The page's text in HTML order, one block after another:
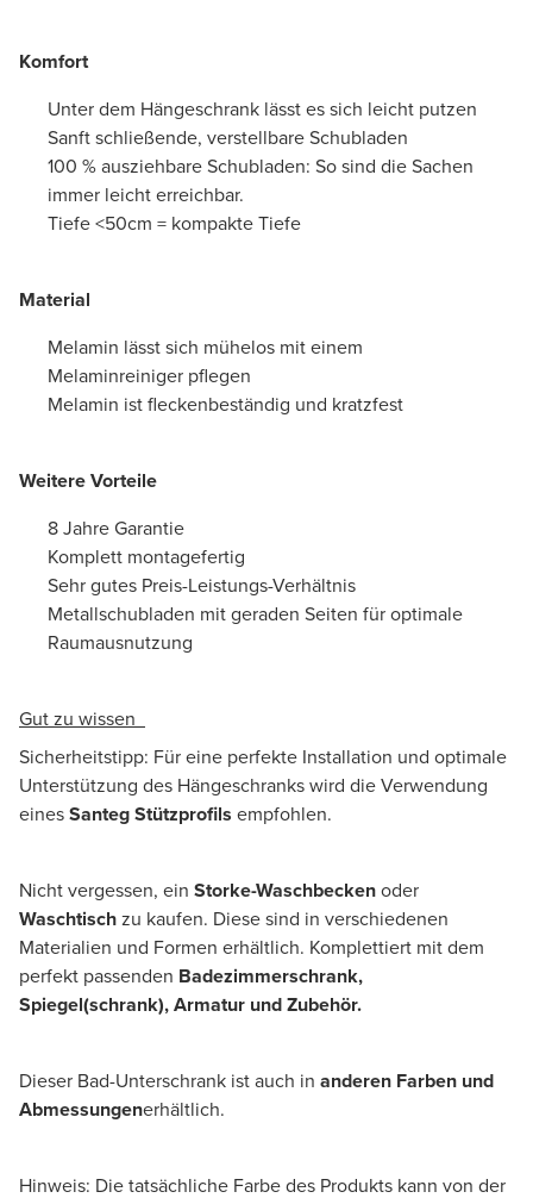
Komfort
Unter dem Hängeschrank lässt es sich leicht putzen
Sanft schließende, verstellbare Schubladen
100 % ausziehbare Schubladen: So sind die Sachen
immer leicht erreichbar.
Tiefe <50cm = kompakte Tiefe
Material
Melamin lässt sich mühelos mit einem
Melaminreiniger pflegen
Melamin ist fleckenbeständig und kratzfest
Weitere Vorteile
8 Jahre Garantie
Komplett montagefertig
Sehr gutes Preis-Leistungs-Verhältnis
Metallschubladen mit geraden Seiten für optimale
Raumausnutzung
Gut zu wissen
Sicherheitstipp: Für eine perfekte Installation und optimale
Unterstützung des Hängeschranks wird die Verwendung
einesSanteg Stützprofils empfohlen.
Nicht vergessen, ein Storke-Waschbeckenoder
Waschtischzu kaufen. Diese sind in verschiedenen
Materialien und Formen erhältlich. Komplettiert mit dem
perfekt passenden Badezimmerschrank,
Spiegel(schrank), Armatur und Zubehör.
Dieser Bad-Unterschrank ist auch in anderen Farben und
Abmessungenerhältlich.
Hinweis: Die tatsächliche Farbe des Produkts kann von der